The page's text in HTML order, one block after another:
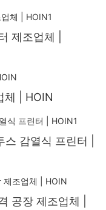
제조업체 |
체 | HOIN
감열식 프린터 |
공장 제조업체 |